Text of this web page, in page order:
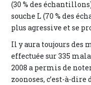
(30 % des
souche L (70 % des
plus agressive et se
Il y aura toujours des
effectuée sur 335
2008 a permis de
zoonoses, c’est-à-